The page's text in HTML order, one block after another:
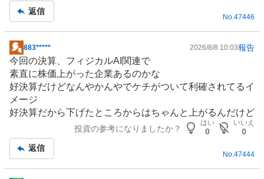
い
た
い
5
.
8
8
%
様
子
見
返信
No.47446
掲
示
板
記
事
883***** 2026/8/8 10:03報告
今回の決算、 フィジカルAI 関連で
素直に株価上がった企業あるのかな
好決算だけどなんやかんやでケチがついて利確されてるイ
メージ
好決算だから下げたところからはちゃんと上がるんだけど
投資の参考になりましたか？
はい
0
いいえ
0
返信
No. 47444